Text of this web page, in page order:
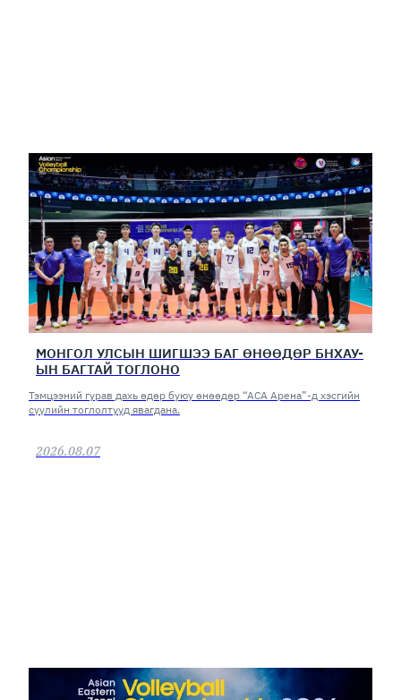
МОНГОЛ УЛСЫН ШИГШЭЭ БАГ ӨНӨӨДӨР БНХАУ-
ЫН БАГТАЙ ТОГЛОНО
Тэмцээний гурав дахь өдөр буюу өнөөдөр “АСА Арена”-д хэсгийн
сүүлийн тоглолтууд явагдана.
2026.08.07